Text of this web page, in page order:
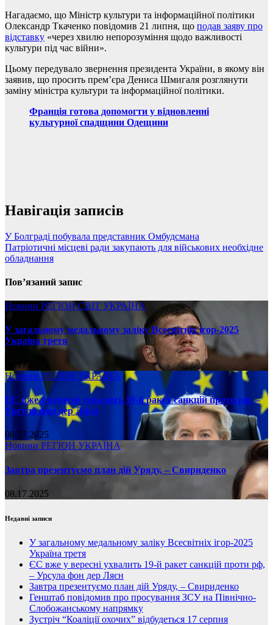
Нагадаємо, що Міністр культури та інформаційної політики
Олександр Ткаченко повідомив 21 липня, що подав заяву про
відставку «через хвилю непорозуміння щодо важливості
культури під час війни».
Цьому передувало звернення президента України, в якому він
заявив, що просить прем’єра Дениса Шмигаля розглянути
заміну міністра культури та інформаційної політики.
Франція готова допомогти у відновленні
культурної спадщини Одещини
Навігація записів
У Болграді побувала представник Омбудсмана
Патріотичні місцеві ради закупають для військових необхідне
обладнання
Пов’язаний запис
Новини РЕГІОНСВІТ УКРАЇНА
У загальному медальному заліку Всесвітніх ігор-2025
Україна третя
08.17.2025
НовиниРЕГІОН УКРАЇНА
ЄС вже у вересні ухвалить 19-й ракет санкцій проти рф, –
Урсула фон дер Ляєн
08.17.2025
Новини РЕГІОН УКРАЇНА
Завтра презентуємо план дій Уряду, – Свириденко
08.17.2025
Недавні записи
У загальному медальному заліку Всесвітніх ігор-2025
Україна третя
ЄС вже у вересні ухвалить 19-й ракет санкцій проти рф,
– Урсула фон дер Ляєн
Завтра презентуємо план дій Уряду, – Свириденко
Генштаб повідомив про просування ЗСУ на Північно-
Слобожанському напрямку
Зустріч “Коаліції охочих” відбудеться 17 серпня